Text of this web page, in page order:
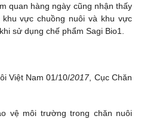
quan hàng ngày cũng nhận thấy
vực chuồng nuôi và khu vực
sử dụng chế phẩm Sagi Bio1.
Việt Nam 01/10/2017, Cục Chăn
vệ môi trường trong chăn nuôi